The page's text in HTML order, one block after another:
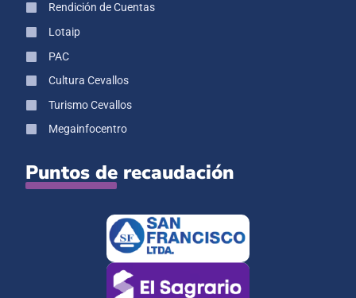
Rendición de Cuentas
Lotaip
PAC
Cultura Cevallos
Turismo Cevallos
Megainfocentro
Puntos de recaudación